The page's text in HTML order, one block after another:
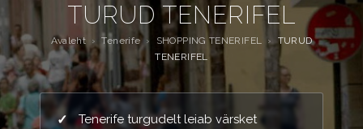
TURUD TENERIFEL
Avaleht › Tenerife › SHOPPING TENERIFEL ›
TURUD
TENERIFEL
TURUD TENERIFEL LÜHIDALT
Tenerife turgudelt leiab värsket